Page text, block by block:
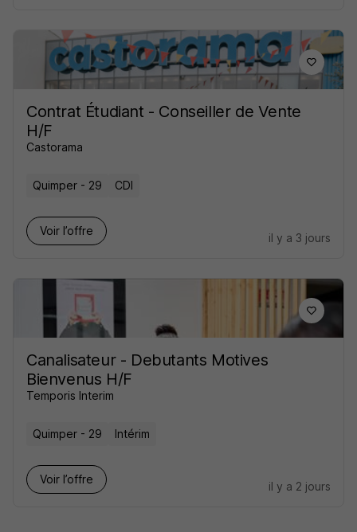
Contrat Étudiant - Conseiller de Vente
H/F
Castorama
Quimper - 29 CDI
Voir l’offre
il y a 3 jours
Canalisateur - Debutants Motives
Bienvenus H/F
Temporis Interim
Quimper - 29 Intérim
Voir l’offre
il y a 2 jours